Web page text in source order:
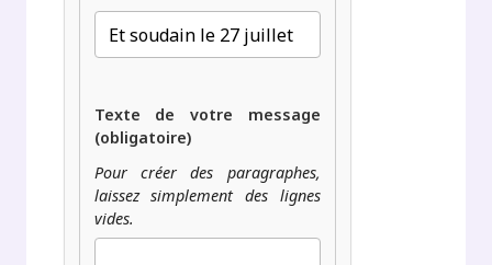
Texte de votre message
(obligatoire)
Pour créer des paragraphes,
laissez simplement des lignes
vides.